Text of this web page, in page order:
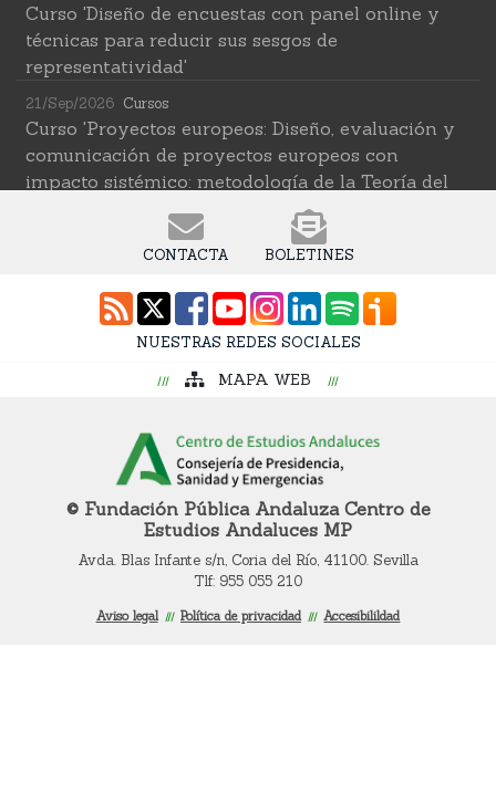
Curso 'Diseño de encuestas con panel online y
técnicas para reducir sus sesgos de
representatividad'
21/Sep/2026 Cursos
Curso 'Proyectos europeos: Diseño, evaluación y
comunicación de proyectos europeos con
impacto sistémico: metodología de la Teoría del
Cambio transformativa'
Cursos
ciencias sociales' (2ª edición)
Cursos
intelingente de datos'
Curso 'Una introducción a los métodos digitales y
las ciencias sociales computacionales'
CONTACTA BOLETINES
NUESTRAS REDES SOCIALES
MAPA WEB
© Fundación Pública Andaluza Centro de
Estudios Andaluces MP
Avda. Blas Infante s/n, Coria del Río, 41100. Sevilla
Tlf: 955 055 210
Aviso legal Política de privacidad Accesibilildad